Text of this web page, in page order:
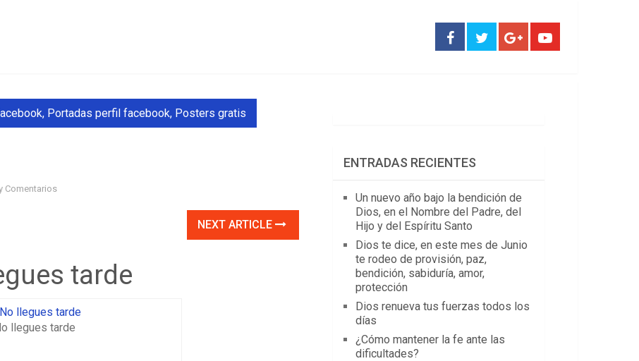
, Portadas perfil facebook, Posters gratis
Comentarios
NEXT ARTICLE
tarde
llegues tarde
ENTRADAS RECIENTES
Un nuevo año bajo la bendición de
Dios, en el Nombre del Padre, del
Hijo y del Espíritu Santo
Dios te dice, en este mes de Junio
te rodeo de provisión, paz,
bendición, sabiduría, amor,
protección
Dios renueva tus fuerzas todos los
días
¿Cómo mantener la fe ante las
dificultades?